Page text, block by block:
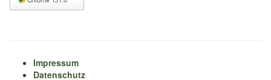
Impressum
Datenschutz